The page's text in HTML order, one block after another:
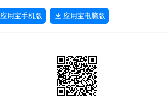
应用宝手机版 应用宝电脑版